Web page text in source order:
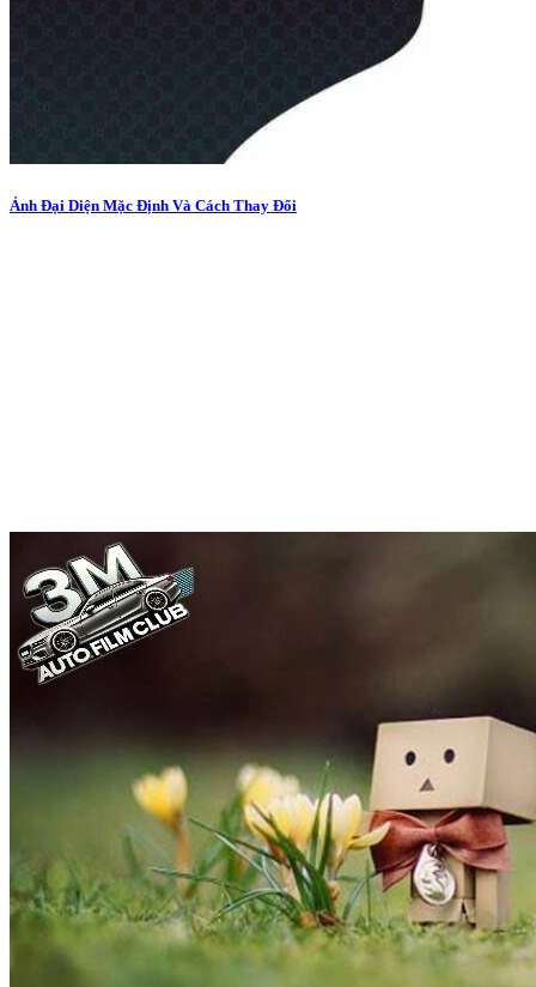
Ảnh Đại Diện Mặc Định Và Cách Thay Đổi